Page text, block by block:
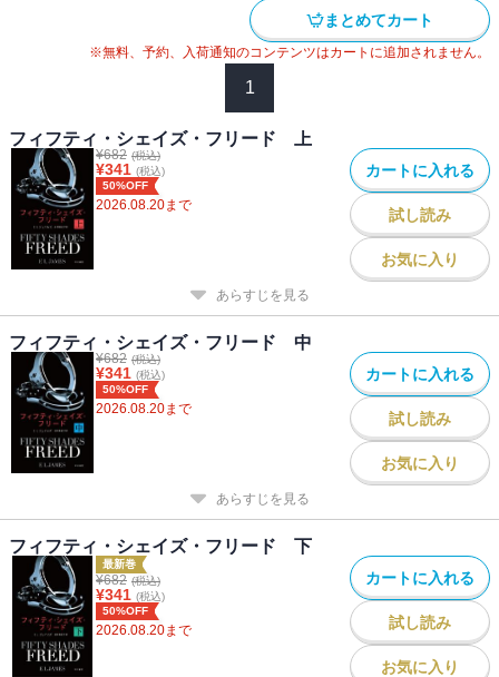
まとめてカート
※無料、予約、入荷通知のコンテンツはカートに追加されません。
1
フィフティ・シェイズ・フリード 上
¥682 (税込)
¥341 (税込)
50%OFF
2026.08.20まで
カートに入れる
試し読み
お気に入り
あらすじを見る
フィフティ・シェイズ・フリード 中
¥682 (税込)
¥341 (税込)
50%OFF
2026.08.20まで
カートに入れる
試し読み
お気に入り
あらすじを見る
フィフティ・シェイズ・フリード 下
最新巻
¥682 (税込)
¥341 (税込)
50%OFF
2026.08.20まで
カートに入れる
試し読み
お気に入り